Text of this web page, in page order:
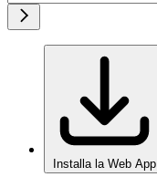
Installa la Web App